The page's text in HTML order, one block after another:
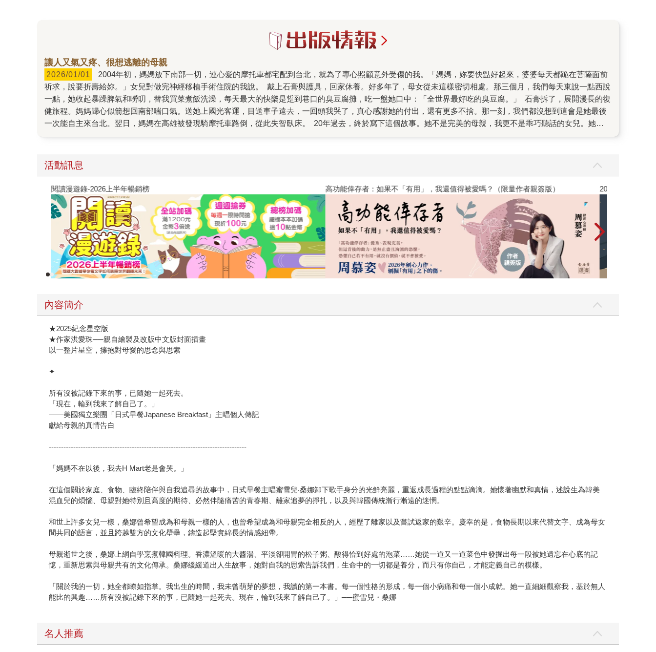
讓人又氣又疼、很想逃離的母親
2026/01/01
祈求，說要折壽給妳。」女兒對做完神經移植手術住院的我說。 戴上石膏與護具，回家休養。好多年了，母女從未這樣密切相處。那三個月，我們每天東說一點西說
一點，她收起暴躁脾氣和嘮叨，替我買菜煮飯洗澡，每天最大的快樂是踅到巷口的臭豆腐攤，吃一盤她口中：「全世界最好吃的臭豆腐。」 石膏拆了，展開漫長的復
健旅程。媽媽歸心似箭想回南部喘口氣。送她上國光客運，目送車子遠去，一回頭我哭了，真心感謝她的付出，還有更多不捨。那一刻，我們都沒想到這會是她最後
一次能自主來台北。翌日，媽媽在高雄被發現騎摩托車路倒，從此失智臥床。 20年過去，終於寫下這個故事。她不是完美的母親，我更不是乖巧聽話的女兒。她一
貴的心地。 希望你們喜歡這本書。封面選擇了「紅白塑膠袋」版本，媽媽的活力、偶爾的莽撞，每天騎著摩托車風風火火去買菜買小吃，這個封面充分傳達出來。
謝謝插畫家吳怡欣，她是很棒的藝術工作者以及母親，這是我們共同完成的作品。謝謝作家盧郁佳、王盛弘、藝評家謝佩霓，插畫家薛慧瑩、王春子的推薦。也謝謝
金石堂書店選為「一月選書」。 這是我們母女的故事，但或許也不只是。 12/23出版。阿母的農曆生日也是12/23，小小的數字巧合。沒有把握如果她仍在世會不會
喜歡這本書，很可能駡咧咧：「夭壽哦，這樣寫我，我那有這款『歹性地』。」
活動訊息
閱讀漫遊錄-2026上半年暢銷榜 高功能倖存者：如果不「有用」，我還值得被愛嗎？（限量作者親簽版） 2026年8月金石
內容簡介
★2025紀念星空版
★作家洪愛珠──親自繪製及改版中文版封面插畫
以一整片星空，擁抱對母愛的思念與思索
✦
所有沒被記錄下來的事，已隨她一起死去。
「現在，輪到我來了解自己了。」
——美國獨立樂團「日式早餐Japanese Breakfast」主唱個人傳記
獻給母親的真情告白
---------------------------------------------------------------------------------
「媽媽不在以後，我去H Mart老是會哭。」
在這個關於家庭、食物、臨終陪伴與自我追尋的故事中，日式早餐主唱蜜雪兒‧桑娜卸下歌手身分的光鮮亮麗，重返成長過程的點點滴滴。她懷著幽默和真情，述說生為韓美
混血兒的煩惱、母親對她特別且高度的期待、必然伴隨痛苦的青春期、離家追夢的掙扎，以及與韓國傳統漸行漸遠的迷惘。
和世上許多女兒一樣，桑娜曾希望成為和母親一樣的人，也曾希望成為和母親完全相反的人，經歷了離家以及嘗試返家的艱辛。慶幸的是，食物長期以來代替文字、成為母女
間共同的語言，並且跨越雙方的文化壁壘，鑄造起堅實綿長的情感紐帶。
母親逝世之後，桑娜上網自學烹煮韓國料理。香濃溫暖的大醬湯、平淡卻開胃的松子粥、酸得恰到好處的泡菜……她從一道又一道菜色中發掘出每一段被她遺忘在心底的記
憶，重新思索與母親共有的文化傳承。桑娜緩緩道出人生故事，她對自我的思索告訴我們，生命中的一切都是養分，而只有你自己，才能定義自己的模樣。
「關於我的一切，她全都瞭如指掌。我出生的時間，我未曾萌芽的夢想，我讀的第一本書。每一個性格的形成，每一個小病痛和每一個小成就。她一直細細觀察我，基於無人
能比的興趣……所有沒被記錄下來的事，已隨她一起死去。現在，輪到我來了解自己了。」──蜜雪兒・桑娜
名人推薦